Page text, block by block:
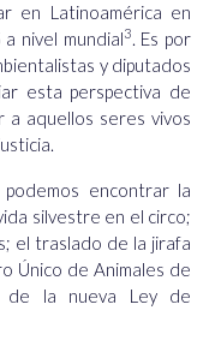
en Latinoamérica en
nivel mundial3. Es por
y diputados
esta perspectiva de
aquellos seres vivos
encontrar la
silvestre en el circo;
el traslado de la jirafa
Único de Animales de
de la nueva Ley de